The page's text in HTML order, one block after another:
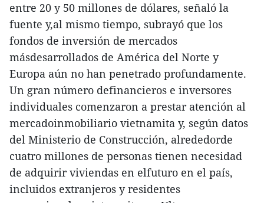
entre 20 y 50 millones de dólares, señaló la
fuente y,al mismo tiempo, subrayó que los
fondos de inversión de mercados
másdesarrollados de América del Norte y
Europa aún no han penetrado profundamente.
Un gran número definancieros e inversores
individuales comenzaron a prestar atención al
mercadoinmobiliario vietnamita y, según datos
del Ministerio de Construcción, alrededorde
cuatro millones de personas tienen necesidad
de adquirir viviendas en elfuturo en el país,
incluidos extranjeros y residentes